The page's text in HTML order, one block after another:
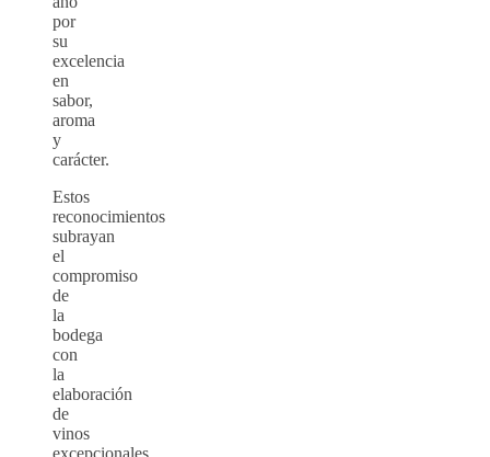
por
su
excelencia
en
sabor,
aroma
y
carácter.
Estos
reconocimientos
subrayan
el
compromiso
de
la
bodega
con
la
elaboración
de
vinos